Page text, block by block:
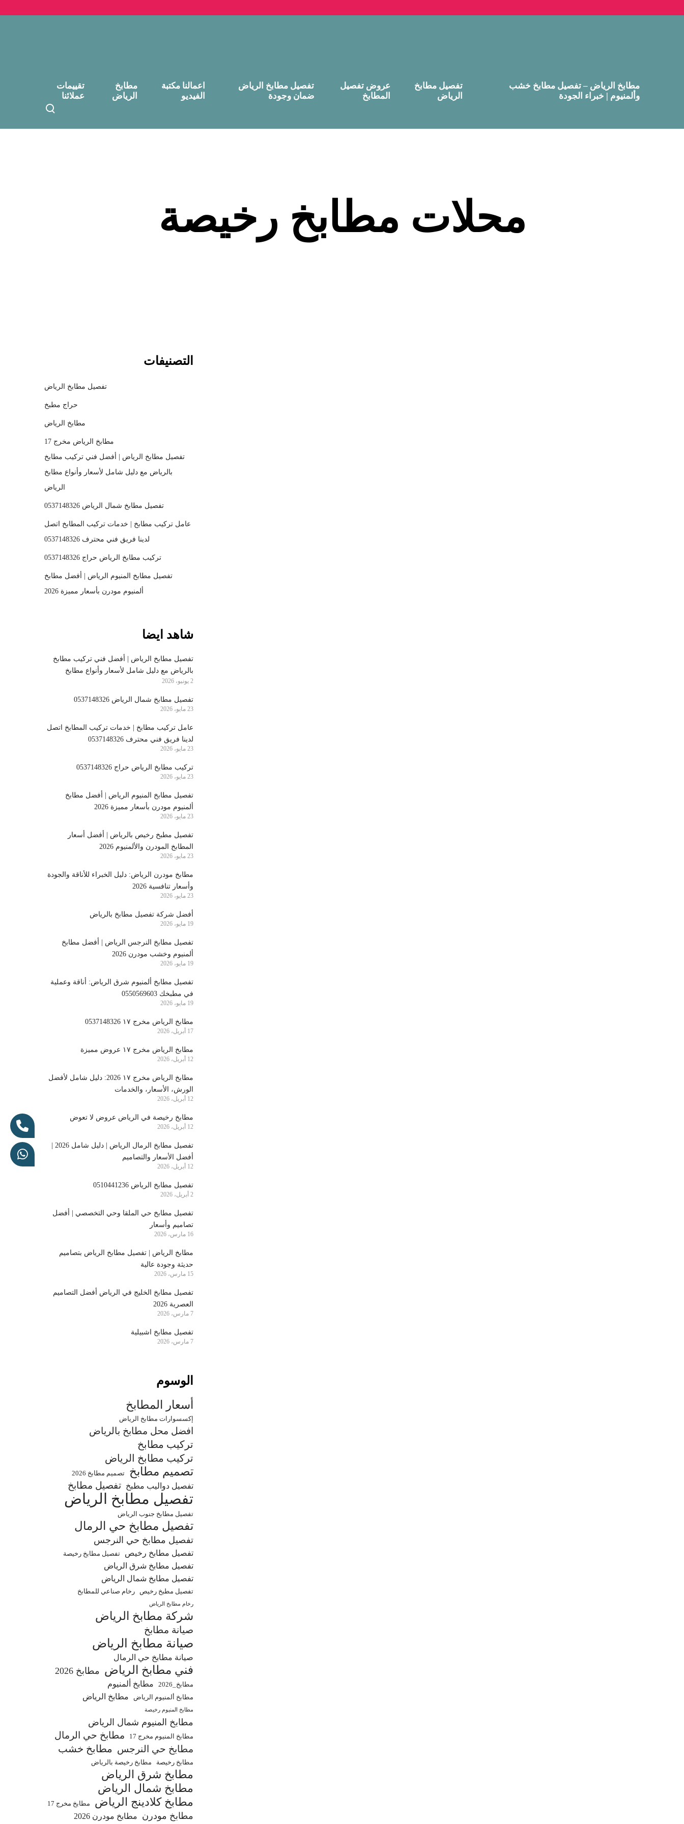
مطابخ الرياض – تفصيل مطابخ خشب
وألمنيوم | خبراء الجودة
تفصيل مطابخ
الرياض
عروض تفصيل
المطابخ
تفصيل مطابخ الرياض
ضمان وجودة
اعمالنا مكتبة
الفيديو
مطابخ
الرياض
تقييمات
عملائنا
T
g
محلات مطابخ رخيصة
التصنيفات
تفصيل مطابخ الرياض
حراج مطبخ
مطابخ الرياض
مطابخ الرياض مخرج 17
تفصيل مطابخ الرياض | أفضل فني تركيب مطابخ
بالرياض مع دليل شامل لأسعار وأنواع مطابخ
الرياض
تفصيل مطابخ شمال الرياض 0537148326
عامل تركيب مطابخ | خدمات تركيب المطابخ اتصل
لدينا فريق فني محترف 0537148326
تركيب مطابخ الرياض حراج 0537148326
تفصيل مطابخ المنيوم الرياض | أفضل مطابخ
ألمنيوم مودرن بأسعار مميزة 2026
شاهد ايضا
تفصيل مطابخ الرياض | أفضل فني تركيب مطابخ
بالرياض مع دليل شامل لأسعار وأنواع مطابخ
الرياض
2 يونيو، 2026
تفصيل مطابخ شمال الرياض 0537148326
23 مايو، 2026
عامل تركيب مطابخ | خدمات تركيب المطابخ اتصل
لدينا فريق فني محترف 0537148326
23 مايو، 2026
تركيب مطابخ الرياض حراج 0537148326
23 مايو، 2026
تفصيل مطابخ المنيوم الرياض | أفضل مطابخ
ألمنيوم مودرن بأسعار مميزة 2026
23 مايو، 2026
تفصيل مطبخ رخيص بالرياض | أفضل أسعار
المطابخ المودرن والألمنيوم 2026
23 مايو، 2026
مطابخ مودرن الرياض: دليل الخبراء للأناقة والجودة
وأسعار تنافسية 2026
23 مايو، 2026
أفضل شركة تفصيل مطابخ بالرياض
19 مايو، 2026
تفصيل مطابخ النرجس الرياض | أفضل مطابخ
ألمنيوم وخشب مودرن 2026
19 مايو، 2026
تفصيل مطابخ ألمنيوم شرق الرياض: أناقة وعملية
في مطبخك 0550569603
19 مايو، 2026
مطابخ الرياض مخرج ١٧ 0537148326
17 أبريل، 2026
مطابخ الرياض مخرج ١٧ عروض مميزة
12 أبريل، 2026
مطابخ الرياض مخرج ١٧ 2026: دليل شامل لأفضل
الورش، الأسعار، والخدمات
12 أبريل، 2026
مطابخ رخيصة في الرياض عروض لا تعوض
12 أبريل، 2026
أفضل الأسعار والتصاميم
12 أبريل، 2026
تفصيل مطابخ الرياض 0510441236
2 أبريل، 2026
تفصيل مطابخ حي الملقا وحي التخصصي | أفضل
تصاميم وأسعار
16 مارس، 2026
مطابخ الرياض | تفصيل مطابخ الرياض بتصاميم
حديثة وجودة عالية
15 مارس، 2026
تفصيل مطابخ الخليج في الرياض أفضل التصاميم
العصرية 2026
7 مارس، 2026
تفصيل مطابخ اشبيلية
7 مارس، 2026
الوسوم
أسعار المطابخ
إكسسوارات مطابخ الرياض
افضل محل مطابخ بالرياض
تركيب مطابخ
تركيب مطابخ الرياض
تصميم مطابخ تصميم مطابخ 2026
تفصيل دواليب مطبخ تفصيل مطابخ
تفصيل مطابخ الرياض
تفصيل مطابخ جنوب الرياض
تفصيل مطابخ حي الرمال
تفصيل مطابخ حي النرجس
تفصيل مطابخ رخيص تفصيل مطابخ رخيصة
تفصيل مطابخ شرق الرياض
تفصيل مطابخ شمال الرياض
تفصيل مطبخ رخيص رخام صناعي للمطابخ
رخام مطابخ الرياض
شركة مطابخ الرياض
صيانة مطابخ
صيانة مطابخ الرياض
صيانة مطابخ حي الرمال
فني مطابخ الرياض مطابخ 2026
مطابخ_2026 مطابخ ألمنيوم
مطابخ ألمنيوم الرياض مطابخ الرياض
مطابخ المنيوم رخيصة
مطابخ المنيوم شمال الرياض
مطابخ المنيوم مخرج 17
مطابخ حي الرمال
مطابخ حي النرجس مطابخ خشب
مطابخ رخيصة مطابخ رخيصة بالرياض
مطابخ شرق الرياض
مطابخ شمال الرياض
مطابخ كلادينج الرياض
مطابخ مخرج 17
مطابخ مودرن مطابخ مودرن 2026